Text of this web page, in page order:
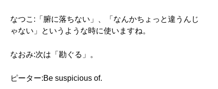
なつこ:「腑に落ちない」、「なんかちょっと違うんじ
ゃない」というような時に使いますね。
なおみ:次は「勘ぐる」。
ピーター:Be suspicious of.